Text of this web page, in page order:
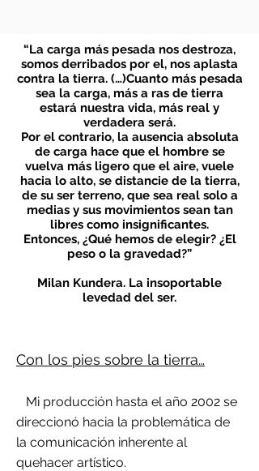
“La carga más pesada nos destroza,
somos derribados por el, nos aplasta
contra la tierra. (…)Cuanto más pesada
sea la carga, más a ras de tierra
estará nuestra vida, más real y
verdadera será.
Por el contrario, la ausencia absoluta
de carga hace que el hombre se
vuelva más ligero que el aire, vuele
hacia lo alto, se distancie de la tierra,
de su ser terreno, que sea real solo a
medias y sus movimientos sean tan
libres como insignificantes.
Entonces, ¿Qué hemos de elegir? ¿El
peso o la gravedad?”
Milan Kundera. La insoportable
levedad del ser.
Con los pies sobre la tierra…
Mi producción hasta el año 2002 se
direccionó hacia la problemática de
la comunicación inherente al
quehacer artístico.